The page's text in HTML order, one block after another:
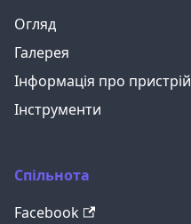
Огляд
Галерея
Інформація про пристрій
Інструменти
Спільнота
Facebook